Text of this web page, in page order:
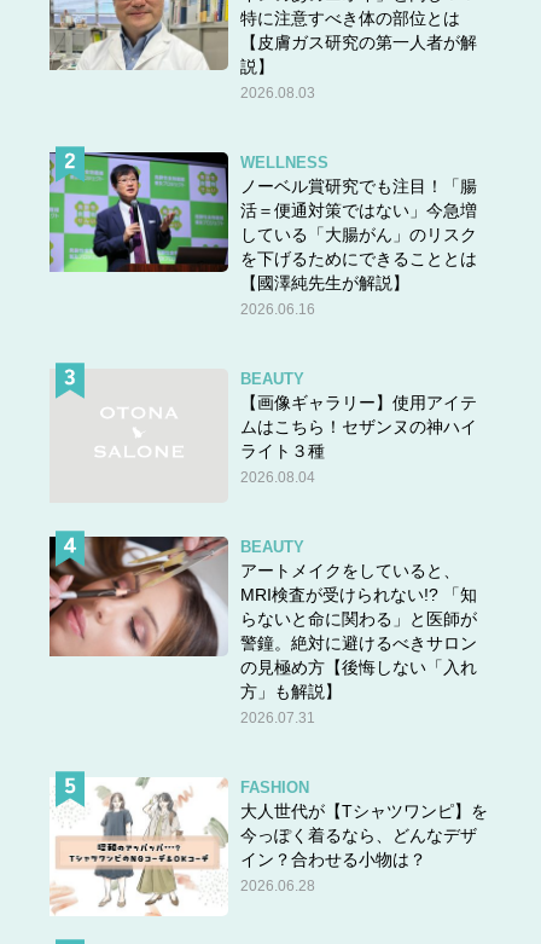
特に注意すべき体の部位とは
【皮膚ガス研究の第一人者が解
説】
2026.08.03
WELLNESS
ノーベル賞研究でも注目！「腸
活＝便通対策ではない」今急増
している「大腸がん」のリスク
を下げるためにできることとは
【國澤純先生が解説】
2026.06.16
BEAUTY
【画像ギャラリー】使用アイテ
ムはこちら！セザンヌの神ハイ
ライト３種
2026.08.04
BEAUTY
アートメイクをしていると、
MRI検査が受けられない!? 「知
らないと命に関わる」と医師が
警鐘。絶対に避けるべきサロン
の見極め方【後悔しない「入れ
方」も解説】
2026.07.31
FASHION
大人世代が【Tシャツワンピ】を
今っぽく着るなら、どんなデザ
イン？合わせる小物は？
2026.06.28